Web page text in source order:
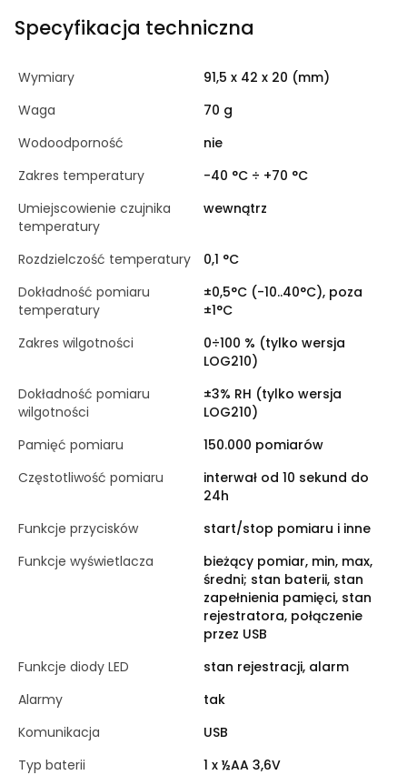
Specyfikacja techniczna
Wymiary
91,5 x 42 x 20 (mm)
Waga
70 g
Wodoodporność
nie
Zakres temperatury
-40 °C ÷ +70 °C
Umiejscowienie czujnika
temperatury
wewnątrz
Rozdzielczość temperatury
0,1 °C
Dokładność pomiaru
temperatury
±0,5°C (-10..40°C), poza
±1°C
Zakres wilgotności
0÷100 % (tylko wersja
LOG210)
Dokładność pomiaru
wilgotności
±3% RH (tylko wersja
LOG210)
Pamięć pomiaru
150.000 pomiarów
Częstotliwość pomiaru
interwał od 10 sekund do
24h
Funkcje przycisków
start/stop pomiaru i inne
Funkcje wyświetlacza
bieżący pomiar, min, max,
średni; stan baterii, stan
zapełnienia pamięci, stan
rejestratora, połączenie
przez USB
Funkcje diody LED
stan rejestracji, alarm
Alarmy
tak
Komunikacja
USB
Typ baterii
1 x ½AA 3,6V